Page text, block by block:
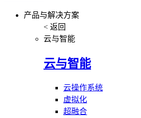
产品与解决方案
< 返回
云与智能
云与智能
云操作系统
虚拟化
超融合